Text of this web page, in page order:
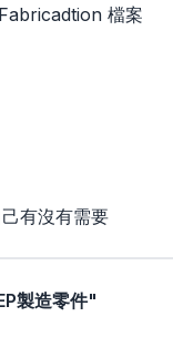
檔案
有沒有需要
製造零件"